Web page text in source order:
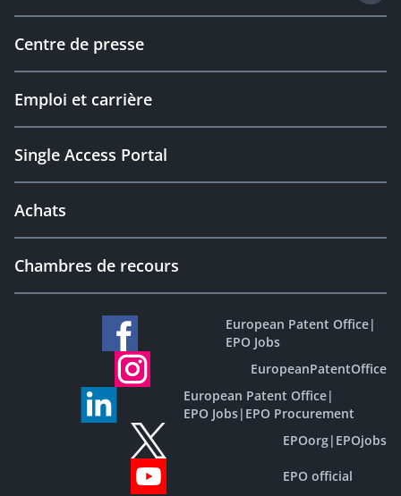
Centre de presse
Emploi et carrière
Single Access Portal
Achats
Chambres de recours
European Patent Office|
EPO Jobs
EuropeanPatentOffice
European Patent Office|
EPO Jobs| EPO Procurement
EPOorg| EPOjobs
EPO official